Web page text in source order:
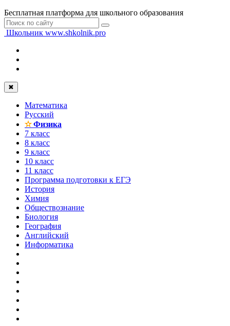
Бесплатная платформа для школьного образования
Школьник www.shkolnik.pro
✖
Математика
Русский
✫Физика
7 класс
8 класс
9 класс
10 класс
11 класс
Программа подготовки к ЕГЭ
История
Химия
Обществознание
Биология
География
Английский
Информатика